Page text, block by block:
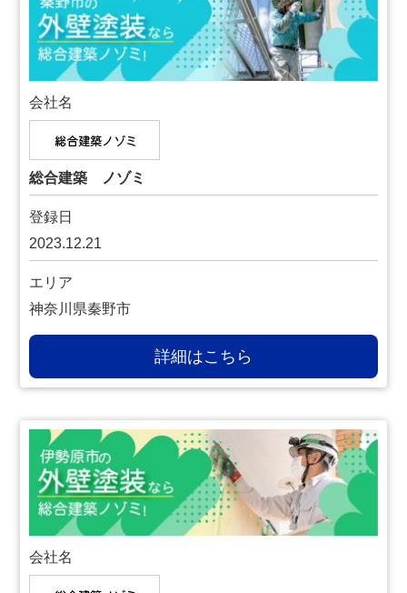
会社名
総合建築 ノゾミ
登録日
2023.12.21
エリア
神奈川県秦野市
詳細はこちら
会社名